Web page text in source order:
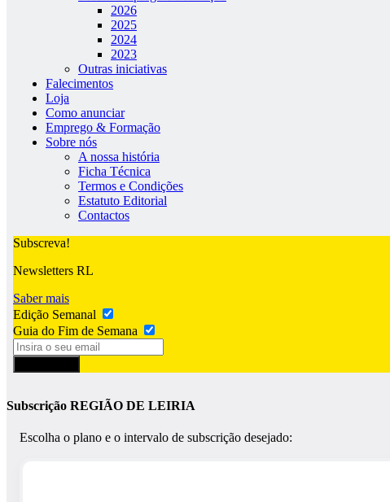
2026
2025
2024
2023
Outras iniciativas
Falecimentos
Loja
Como anunciar
Emprego & Formação
Sobre nós
A nossa história
Ficha Técnica
Termos e Condições
Estatuto Editorial
Contactos
Subscreva!
Newsletters RL
Saber mais
Edição Semanal
Guia do Fim de Semana
Subscrição REGIÃO DE LEIRIA
Escolha o plano e o intervalo de subscrição desejado: